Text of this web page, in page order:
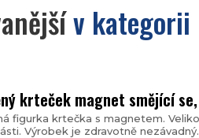
v kategorii
krteček magnet smějící
figurka krtečka s magnetem.
Výrobek je zdravotně